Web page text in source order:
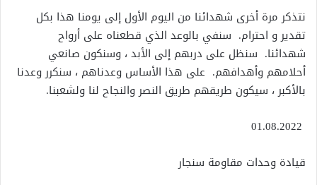
نتذكر مرة أخرى شهدائنا من اليوم الأول إلى يومنا هذا بكل
تقدير و احترام. سنفي بالوعد الذي قطعناه على أرواح
شهدائنا. سنظل على دربهم إلى الأبد ، وسنكون صانعي
أحلامهم وأهدافهم. على هذا الأساس وعدناهم ، سنكرر وعدنا
بالأكبر ، سيكون طريقهم طريق النصر والنجاح لنا ولشعبنا.
قيادة وحدات مقاومة سنجار